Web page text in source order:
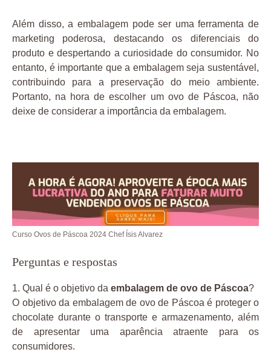
Além disso, a embalagem pode ser uma ferramenta de
marketing poderosa, destacando os diferenciais do
produto e despertando a curiosidade do consumidor. No
entanto, é importante que a embalagem seja sustentável,
contribuindo para a preservação do meio ambiente.
Portanto, na hora de escolher um ovo de Páscoa, não
deixe de considerar a importância da embalagem.
Curso Ovos de Páscoa 2024 Chef Ísis Alvarez
Perguntas e respostas
1. Qual é o objetivo da embalagem de ovo de Páscoa?
O objetivo da embalagem de ovo de Páscoa é proteger o
chocolate durante o transporte e armazenamento, além
de apresentar uma aparência atraente para os
consumidores.